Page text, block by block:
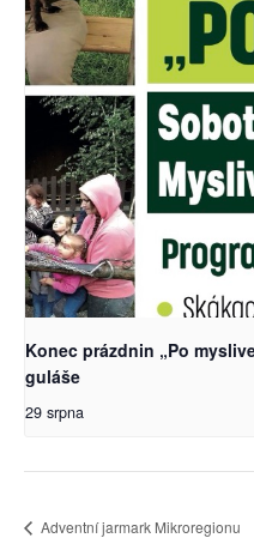
Konec prázdnin „Po
guláše
29 srpna
Adventní jarmark Mikroregionu